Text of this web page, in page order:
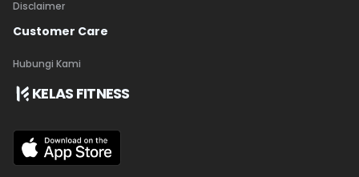
Disclaimer
Customer Care
Hubungi Kami
KELAS FITNESS